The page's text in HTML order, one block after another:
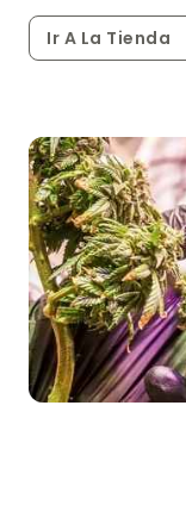
Ir A La Tienda